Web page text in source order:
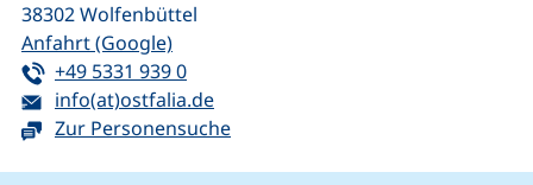
38302Wolfenbüttel
Anfahrt (Google)(externer Link, öffnet neues Fenster)
Tel:
+49 5331 939 0(startet einen Telefonanruf, wenn Ihr
E-Mail:
info(at)ostfalia.de(öffnet Ihr E-Mail-Programm)
Zur Personensuche